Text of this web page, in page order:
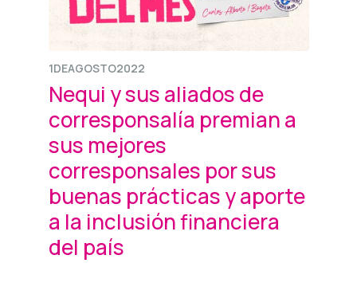
1DEAGOSTO2022
Nequi y sus aliados de
corresponsalía premian a
sus mejores
corresponsales por sus
buenas prácticas y aporte
a la inclusión financiera
del país